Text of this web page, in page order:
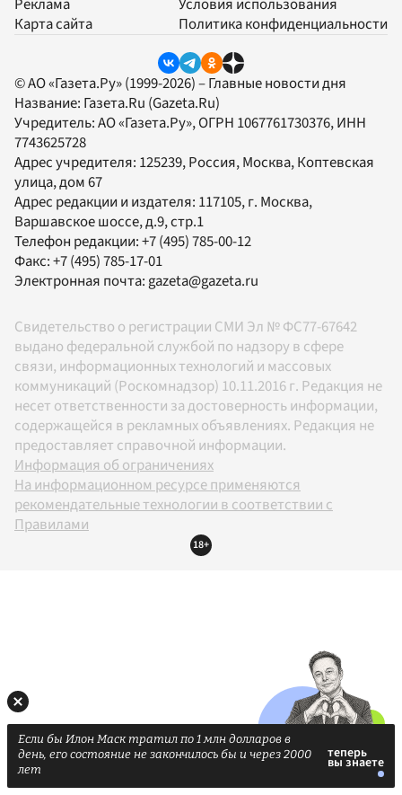
Реклама
Карта сайта
Условия использования
Политика конфиденциальности
© АО «Газета.Ру» (1999-2026) – Главные новости дня
Название: Газета.Ru (Gazeta.Ru)
Учредитель:АО «Газета.Ру», ОГРН 1067761730376, ИНН
7743625728
Адрес учредителя: 125239, Россия, Москва, Коптевская
улица, дом 67
Адрес редакции и издателя: 117105, г. Москва,
Варшавское шоссе, д.9, стр.1
Телефон редакции:+7 (495) 785-00-12
Факс:+7 (495) 785-17-01
Электронная почта:gazeta@gazeta.ru
Свидетельство о регистрации СМИ Эл № ФС77-67642
выдано федеральной службой по надзору в сфере
связи, информационных технологий и массовых
коммуникаций (Роскомнадзор) 10.11.2016 г. Редакция не
несет ответственности за достоверность информации,
содержащейся в рекламных объявлениях. Редакция не
предоставляет справочной информации.
Информация об ограничениях
На информационном ресурсе применяются
рекомендательные технологии в соответствии с
Правилами
18+
Если бы Илон Маск тратил по 1 млн долларов в
день, его состояние не закончилось бы и через 2000
лет